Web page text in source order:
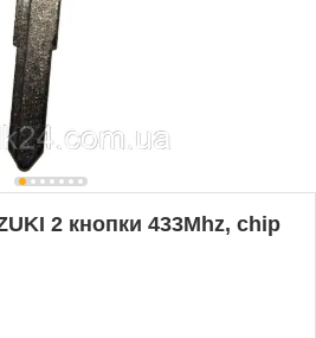
2 кнопки 433Mhz, chip